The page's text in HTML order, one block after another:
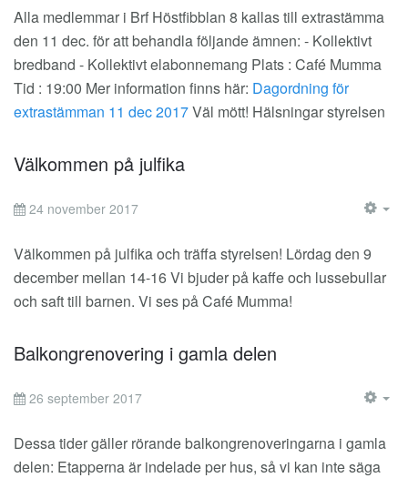
Alla medlemmar i Brf Höstfibblan 8 kallas till extrastämma
den 11 dec. för att behandla följande ämnen: - Kollektivt
bredband - Kollektivt elabonnemang Plats : Café Mumma
Tid : 19:00 Mer information finns här: Dagordning för
extrastämman 11 dec 2017Väl mött! Hälsningar styrelsen
Välkommen på julfika
24 november 2017
Välkommen på julfika och träffa styrelsen! Lördag den 9
december mellan 14-16 Vi bjuder på kaffe och lussebullar
och saft till barnen. Vi ses på Café Mumma!
Balkongrenovering i gamla delen
26 september 2017
Dessa tider gäller rörande balkongrenoveringarna i gamla
delen: Etapperna är indelade per hus, så vi kan inte säga